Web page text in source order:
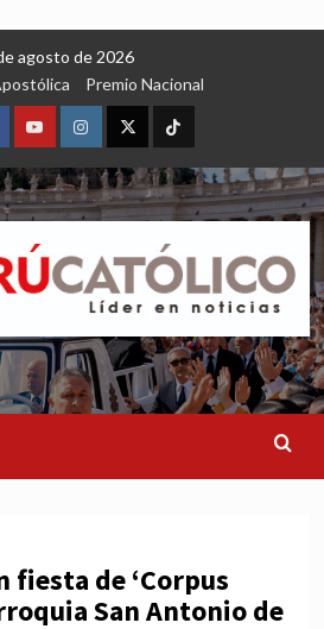
agosto de 2026
Premio Nacional
YoutubeInstagram
X TikTok
fiesta de ‘Corpus
San Antonio de